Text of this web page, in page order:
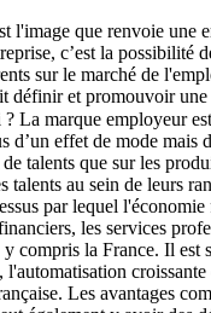
améliorer la satisfaction et l'engagement des employés, stimuler la créativité et l'innovation. Une culture d'entreprise forte peut donc contribuer à renforcer la marque employeur. C’est l’outil principal des entreprises pour fidéliser, attirer et recruter les talents tout en bonifiant leur productivité ! Les stratégies pour promouvoir la culture d’une entreprise sont multiples et peuvent varier en fonction de l'entreprise : • La mise en place d'une politique de rémunération et d'avantages sociaux compétitifs, d'un environnement de travail positif, de possibilités de développement professionnel et de formations, ainsi que d'une culture d'entreprise qui encourage l'innovation, la créativité et la collaboration.• La participation à des événements de recrutement, la création de contenus marketing spécifiques pour les employés potentiels, l'utilisation des réseaux sociaux et le partage des témoignages d'employés actuels.• La mise en place de politiques et pratiques qui reflètent les valeurs et les objectifs de l'organisation. • Des programmes de formation et de développement professionnel, des récompenses et des reconnaissances pour les